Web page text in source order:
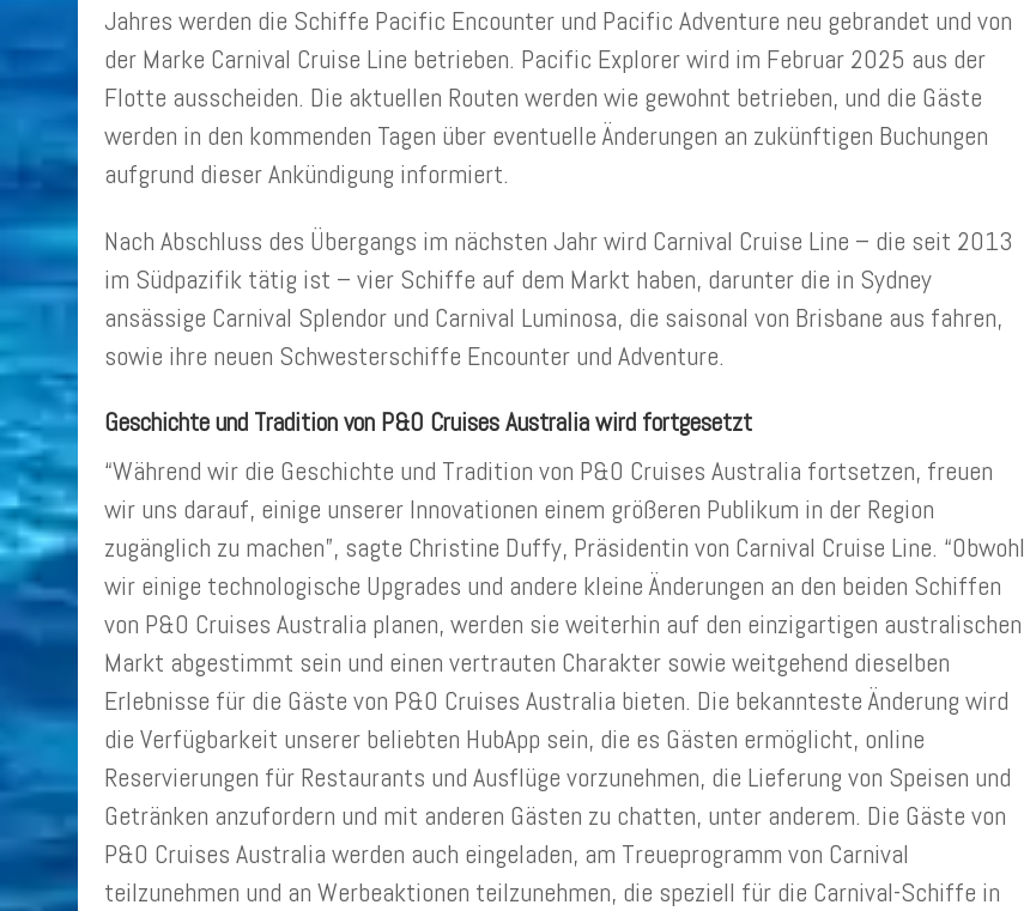
Jahres werden die Schiffe Pacific Encounter und Pacific Adventure neu gebrandet und von
der Marke Carnival Cruise Line betrieben. Pacific Explorer wird im Februar 2025 aus der
Flotte ausscheiden. Die aktuellen Routen werden wie gewohnt betrieben, und die Gäste
werden in den kommenden Tagen über eventuelle Änderungen an zukünftigen Buchungen
aufgrund dieser Ankündigung informiert.
Nach Abschluss des Übergangs im nächsten Jahr wird Carnival Cruise Line – die seit 2013
im Südpazifik tätig ist – vier Schiffe auf dem Markt haben, darunter die in Sydney
ansässige Carnival Splendor und Carnival Luminosa, die saisonal von Brisbane aus fahren,
sowie ihre neuen Schwesterschiffe Encounter und Adventure.
Geschichte und Tradition von P&O Cruises Australia wird fortgesetzt
“Während wir die Geschichte und Tradition von P&O Cruises Australia fortsetzen, freuen
wir uns darauf, einige unserer Innovationen einem größeren Publikum in der Region
zugänglich zu machen”, sagte Christine Duffy, Präsidentin von Carnival Cruise Line. “Obwohl
wir einige technologische Upgrades und andere kleine Änderungen an den beiden Schiffen
von P&O Cruises Australia planen, werden sie weiterhin auf den einzigartigen australischen
Markt abgestimmt sein und einen vertrauten Charakter sowie weitgehend dieselben
Erlebnisse für die Gäste von P&O Cruises Australia bieten. Die bekannteste Änderung wird
die Verfügbarkeit unserer beliebten HubApp sein, die es Gästen ermöglicht, online
Reservierungen für Restaurants und Ausflüge vorzunehmen, die Lieferung von Speisen und
Getränken anzufordern und mit anderen Gästen zu chatten, unter anderem. Die Gäste von
P&O Cruises Australia werden auch eingeladen, am Treueprogramm von Carnival
teilzunehmen und an Werbeaktionen teilzunehmen, die speziell für die Carnival-Schiffe in